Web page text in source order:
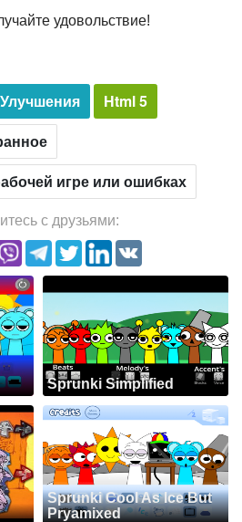
удовольствие!
Улучшения
Html 5
игре или ошибках
с друзьями:
Sprunki Simplified
Sprunki Cool As Ice But
Pryamixed